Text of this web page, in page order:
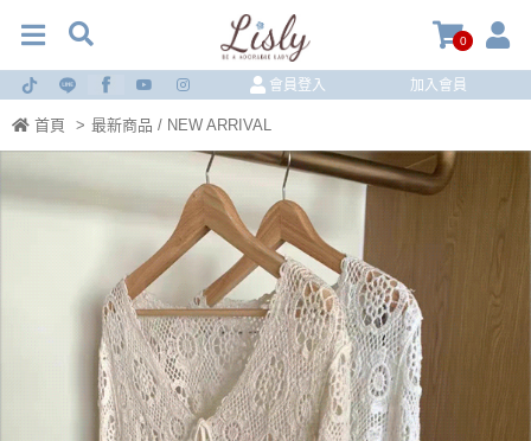
0
會員登入 加入會員
首頁 > 最新商品 / NEW ARRIVAL